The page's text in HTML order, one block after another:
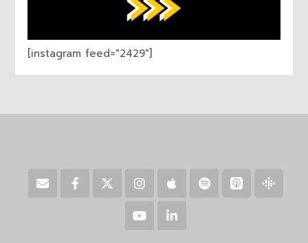
[instagram feed="2429"]